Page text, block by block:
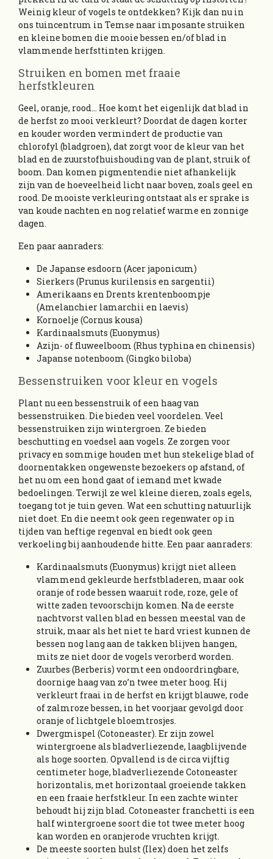
Weinig kleur of vogels te ontdekken? Kijk dan nu in
ons tuincentrum in Temse naar imposante struiken
en kleine bomen die mooie bessen en/of blad in
vlammende herfsttinten krijgen.
Struiken en bomen met fraaie
herfstkleuren
Geel, oranje, rood... Hoe komt het eigenlijk dat blad in
de herfst zo mooi verkleurt? Doordat de dagen korter
en kouder worden vermindert de productie van
chlorofyl (bladgroen), dat zorgt voor de kleur van het
blad en de zuurstofhuishouding van de plant, struik of
boom. Dan komen pigmentendie niet afhankelijk
zijn van de hoeveelheid licht naar boven, zoals geel en
rood. De mooiste verkleuring ontstaat als er sprake is
van koude nachten en nog relatief warme en zonnige
dagen.
Een paar aanraders:
De Japanse esdoorn (Acer japonicum)
Sierkers (Prunus kurilensis en sargentii)
Amerikaans en Drents krentenboompje
(Amelanchier lamarchii en laevis)
Kornoelje (Cornus kousa)
Kardinaalsmuts (Euonymus)
Azijn- of fluweelboom (Rhus typhina en chinensis)
Japanse notenboom (Gingko biloba)
Bessenstruiken voor kleur en vogels
Plant nu een bessenstruik of een haag van
bessenstruiken. Die bieden veel voordelen. Veel
bessenstruiken zijn wintergroen. Ze bieden
beschutting en voedsel aan vogels. Ze zorgen voor
privacy en sommige houden met hun stekelige blad of
doornentakken ongewenste bezoekers op afstand, of
het nu om een hond gaat of iemand met kwade
bedoelingen. Terwijl ze wel kleine dieren, zoals egels,
toegang tot je tuin geven. Wat een schutting natuurlijk
niet doet. En die neemt ook geen regenwater op in
tijden van heftige regenval en biedt ook geen
verkoeling bij aanhoudende hitte. Een paar aanraders:
Kardinaalsmuts (Euonymus) krijgt niet alleen
vlammend gekleurde herfstbladeren, maar ook
oranje of rode bessen waaruit rode, roze, gele of
witte zaden tevoorschijn komen. Na de eerste
nachtvorst vallen blad en bessen meestal van de
struik, maar als het niet te hard vriest kunnen de
bessen nog lang aan de takken blijven hangen,
mits ze niet door de vogels verorberd worden.
Zuurbes (Berberis) vormt een ondoordringbare,
doornige haag van zo’n twee meter hoog. Hij
verkleurt fraai in de herfst en krijgt blauwe, rode
of zalmroze bessen, in het voorjaar gevolgd door
oranje of lichtgele bloemtrosjes.
Dwergmispel (Cotoneaster). Er zijn zowel
wintergroene als bladverliezende, laagblijvende
als hoge soorten. Opvallend is de circa vijftig
centimeter hoge, bladverliezende Cotoneaster
horizontalis, met horizontaal groeiende takken
en een fraaie herfstkleur. In een zachte winter
behoudt hij zijn blad. Cotoneaster franchetti is een
half wintergroene soort die tot twee meter hoog
kan worden en oranjerode vruchten krijgt.
De meeste soorten hulst (Ilex) doen het zelfs